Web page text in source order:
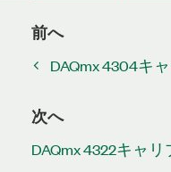
前へ
DAQmx 4304キ
次へ
DAQmx 4322キャ